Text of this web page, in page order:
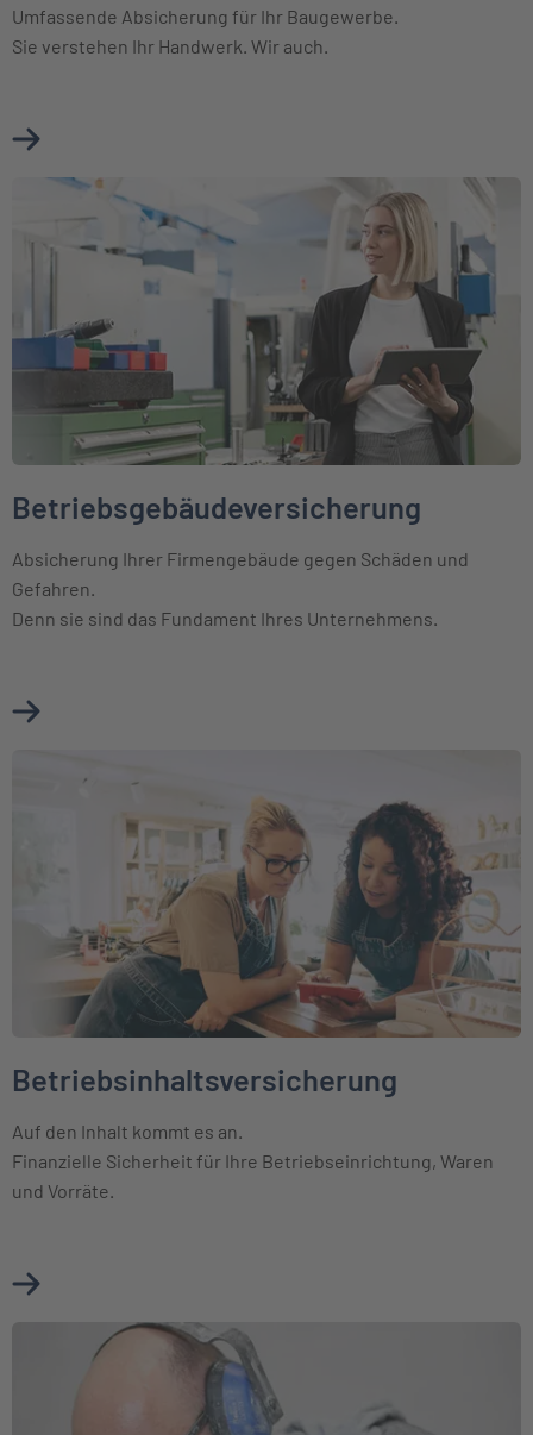
Umfassende Absicherung für Ihr Baugewerbe.
Sie verstehen Ihr Handwerk. Wir auch.
Mehr über Betriebshaftpflichtversicherung Baugewerbe
Weiter zu Betriebsgebäudeversicherung
Betriebsgebäudeversicherung
Absicherung Ihrer Firmengebäude gegen Schäden und
Gefahren.
Denn sie sind das Fundament Ihres Unternehmens.
Mehr über Betriebsgebäudeversicherung erfahren
Betriebsinhaltsversicherung
Auf den Inhalt kommt es an.
Finanzielle Sicherheit für Ihre Betriebseinrichtung, Waren
und Vorräte.
Mehr über Betriebsinhaltsversicherung erfahren
Weiter zu Betriebsausfallversicherung